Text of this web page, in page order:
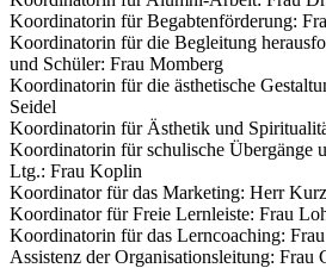
Koordinatorin für Begabtenförderung:
Koordinatorin für die Begleitung
und Schüler: Frau Momberg
Koordinatorin für die ästhetische
Seidel
Koordinatorin für Ästhetik und
Koordinatorin für schulische Übergänge
Ltg.: Frau Koplin
Koordinator für das Marketing: Herr
Koordinator für Freie Lernleiste: Frau
Koordinatorin für das Lerncoaching:
Assistenz der Organisationsleitung: Frau